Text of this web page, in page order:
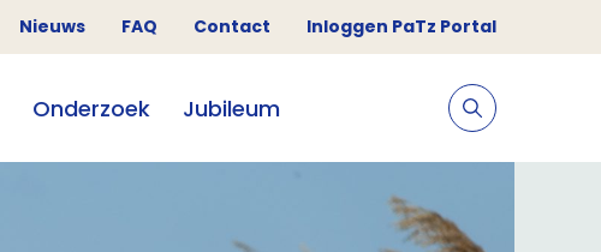
Nieuws FAQ Contact Inloggen PaTz Portal
Onderzoek Jubileum